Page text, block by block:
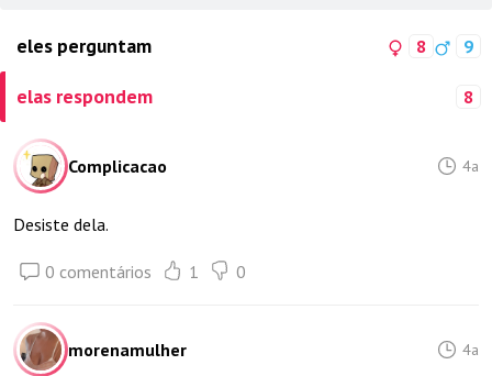
eles perguntam 8 9
elas respondem 8
Complicacao 4a
Desiste dela.
0 comentários 1 0
morenamulher 4a